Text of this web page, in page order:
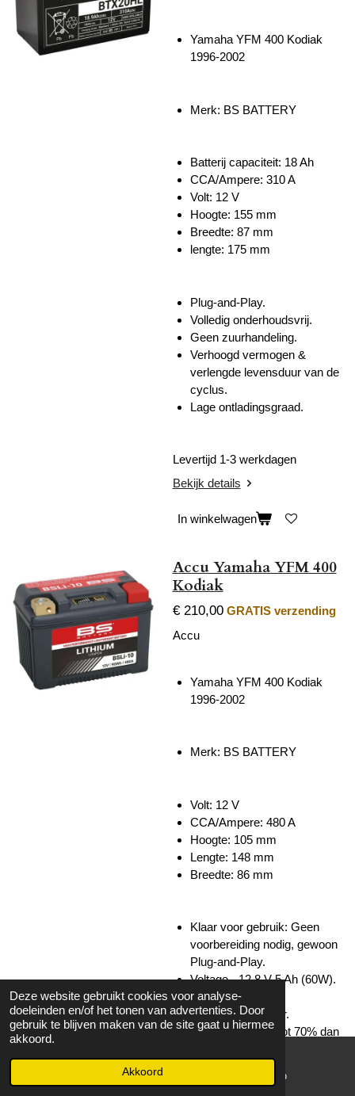
Deze website gebruikt cookies voor analyse-
doeleinden en/of het tonen van advertenties. Door
gebruik te blijven maken van de site gaat u hiermee
akkoord.
Akkoord
Yamaha YFM 400 Kodiak
1996-2002
Merk: BS BATTERY
Batterij capaciteit: 18 Ah
CCA/Ampere: 310 A
Volt: 12 V
Hoogte: 155 mm
Breedte: 87 mm
lengte: 175 mm
Plug-and-Play.
Volledig onderhoudsvrij.
Geen zuurhandeling.
Verhoogd vermogen &
verlengde levensduur van de
cyclus.
Lage ontladingsgraad.
Levertijd 1-3 werkdagen
Bekijk details
In winkelwagen
Accu Yamaha YFM 400
Kodiak
€ 210,00 GRATIS verzending
Accu
Yamaha YFM 400 Kodiak
1996-2002
Merk: BS BATTERY
Volt: 12 V
CCA/Ampere: 480 A
Hoogte: 105 mm
Lengte: 148 mm
Breedte: 86 mm
Klaar voor gebruik: Geen
voorbereiding nodig, gewoon
Plug-and-Play.
Voltage - 12,8 V 5 Ah (60W).
Geïntegreerde
laadstatusindicator.
Lichter gewicht - tot 70% dan
tot 180°.
WhatsApp